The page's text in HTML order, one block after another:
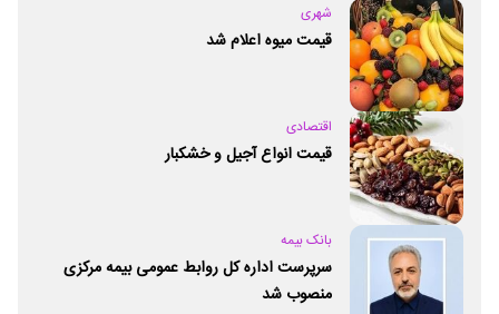
شهری
قیمت میوه اعلام شد
اقتصادی
قیمت انواع آجیل و خشکبار
بانک بیمه
سرپرست اداره کل روابط عمومی بیمه مرکزی
منصوب شد